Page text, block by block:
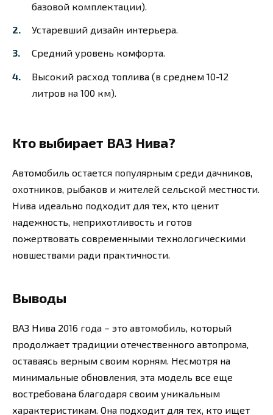
базовой комплектации).
Устаревший дизайн интерьера.
Средний уровень комфорта.
Высокий расход топлива (в среднем 10-12
литров на 100 км).
Кто выбирает ВАЗ Нива?
Автомобиль остается популярным среди дачников,
охотников, рыбаков и жителей сельской местности.
Нива идеально подходит для тех, кто ценит
надежность, неприхотливость и готов
пожертвовать современными технологическими
новшествами ради практичности.
Выводы
ВАЗ Нива 2016 года – это автомобиль, который
продолжает традиции отечественного автопрома,
оставаясь верным своим корням. Несмотря на
минимальные обновления, эта модель все еще
востребована благодаря своим уникальным
характеристикам. Она подходит для тех, кто ищет